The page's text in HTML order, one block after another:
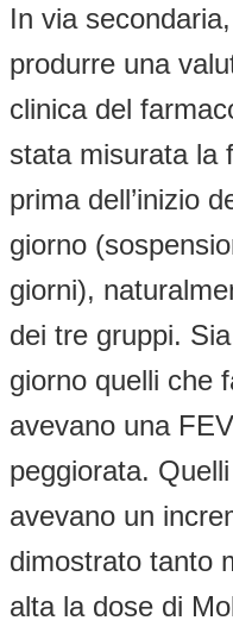
In via
produrre una
clinica del
stata misurata la
prima dell’inizio
giorno
giorni),
dei tre gruppi.
giorno quelli che
avevano una
peggiorata.
avevano un
dimostrato tanto
alta la dose di